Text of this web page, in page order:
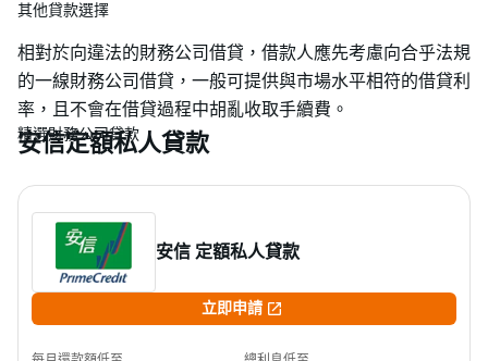
其他貸款選擇
相對於向違法的財務公司借貸，借款人應先考慮向合乎法規
的一線財務公司借貸，一般可提供與市場水平相符的借貸利
率，且不會在借貸過程中胡亂收取手續費。
精選財務公司貸款
安信定額私人貸款
安信 定額私人貸款
立即申請 